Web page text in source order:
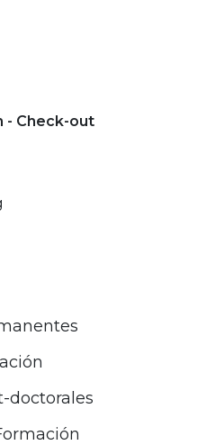
- Check-out
doctorales